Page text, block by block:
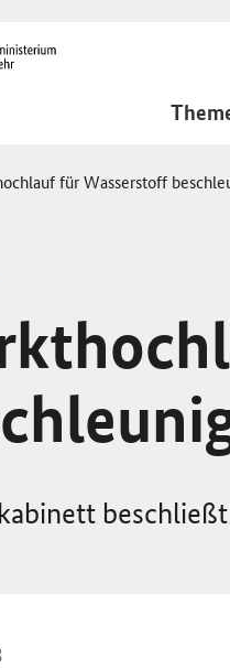
für Wasserstoff